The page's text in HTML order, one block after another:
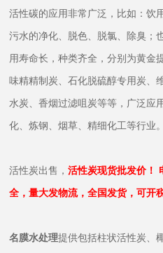
活性碳的应用非常广泛，比如：饮
污水的净化、脱色、脱氯、除臭；
用寿命长，种类齐全，分别为黄金
味精精制炭、石化脱硫醇专用炭、
水炭、香烟过滤咀炭等等，广泛应
化、炼钢、烟草、精细化工等行业。
活性炭出售，活性炭现货批发价！
全，量大发物流，全国发货，可开
名膜水处理提供包括柱状活性炭、